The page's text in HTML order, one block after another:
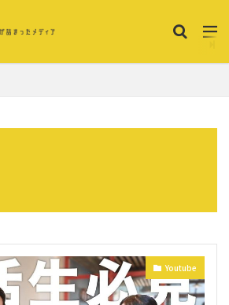
Youtube